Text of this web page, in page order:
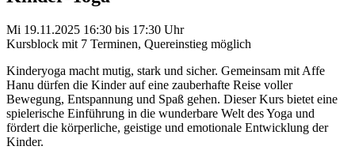
Mi 19.11.2025 16:30 bis 17:30 Uhr
Kursblock mit 7 Terminen, Quereinstieg möglich
Kinderyoga macht mutig, stark und sicher. Gemeinsam mit Affe
Hanu dürfen die Kinder auf eine zauberhafte Reise voller
Bewegung, Entspannung und Spaß gehen. Dieser Kurs bietet eine
spielerische Einführung in die wunderbare Welt des Yoga und
fördert die körperliche, geistige und emotionale Entwicklung der
Kinder.